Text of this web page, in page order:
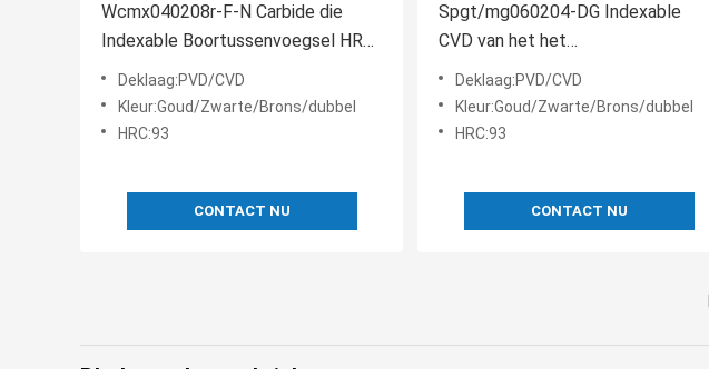
Wcmx040208r-F-N Carbide die
Indexable Boortussenvoegsel HRC
93 snijden
Deklaag:PVD/CVD
Kleur:Goud/Zwarte/Brons/dubbel
HRC:93
CONTACT NU
Spgt/mg060204-DG Indexable
CVD van het het
Knipseltussenvoegsel PVD van het
Boortussenvoegsel
Deklaag:PVD/CVD
Kleur:Goud/Zwarte/Brons/dubbel
HRC:93
CONTACT NU